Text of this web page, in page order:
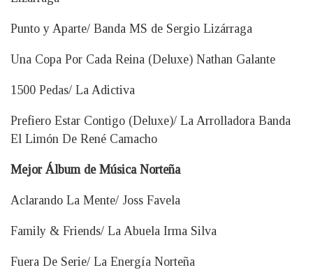
Punto y Aparte/ Banda MS de Sergio Lizárraga
Una Copa Por Cada Reina (Deluxe) Nathan Galante
1500 Pedas/ La Adictiva
Prefiero Estar Contigo (Deluxe)/ La Arrolladora Banda
El Limón De René Camacho
Mejor Álbum de Música Norteña
Aclarando La Mente/ Joss Favela
Family & Friends/ La Abuela Irma Silva
Fuera De Serie/ La Energía Norteña